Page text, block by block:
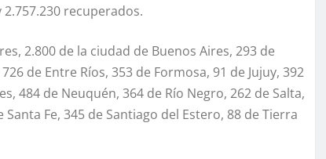
recuperados.
2.800 de la ciudad de Buenos Aires, 293 de
de Entre Ríos, 353 de Formosa, 91 de Jujuy, 392
484 de Neuquén, 364 de Río Negro, 262 de Salta,
Santa Fe, 345 de Santiago del Estero, 88 de Tierra